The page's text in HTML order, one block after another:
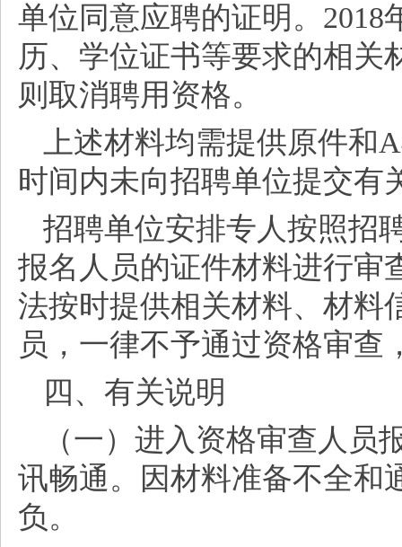
单位同意应聘的证明。
历、学位证书等要求的相关
则取消聘用资格。
上述材料均需提供原件和
时间内未向招聘单位提交有
招聘单位安排专人按照招
报名人员的证件材料进行审
法按时提供相关材料、材料
员，一律不予通过资格审查
四、有关说明
（一）进入资格审查人
讯畅通。因材料准备不全和
负。